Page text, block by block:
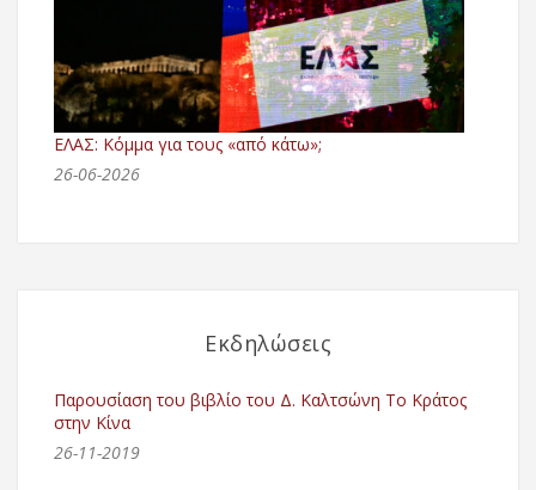
ΕΛΑΣ: Κόμμα για τους «από κάτω»;
26-06-2026
Εκδηλώσεις
Παρουσίαση του βιβλίο του Δ. Καλτσώνη Το Κράτος
στην Κίνα
26-11-2019